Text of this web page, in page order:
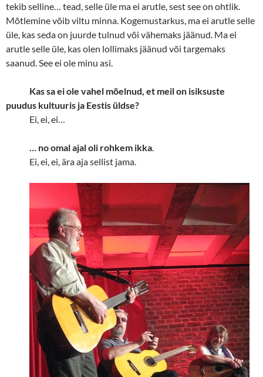
tekib selline… tead, selle üle ma ei arutle, sest see on ohtlik.
Mõtlemine võib viltu minna. Kogemustarkus, ma ei arutle selle
üle, kas seda on juurde tulnud või vähemaks jäänud. Ma ei
arutle selle üle, kas olen lollimaks jäänud või targemaks
saanud. See ei ole minu asi.
Kas sa ei ole vahel mõelnud, et meil on isiksuste
puudus kultuuris ja Eestis üldse?
Ei, ei, ei…
… no omal ajal oli rohkem ikka.
Ei, ei, ei, ära aja sellist jama.